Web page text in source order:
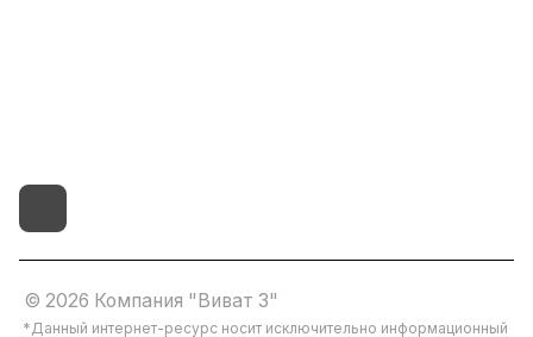
© 2026 Компания "Виват 3"
*Данный интернет-ресурс носит исключительно информационный